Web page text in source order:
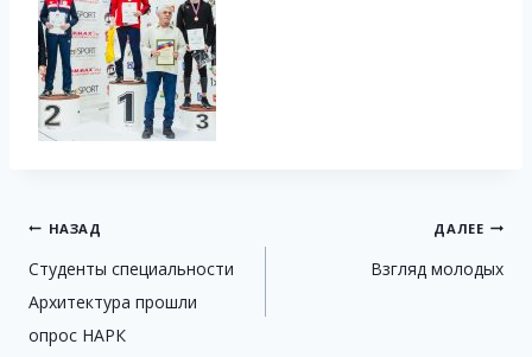
Навигация
по
записям
НАЗАД
Студенты специальности
Архитектура прошли
опрос НАРК
ДАЛЕЕ
Взгляд молодых